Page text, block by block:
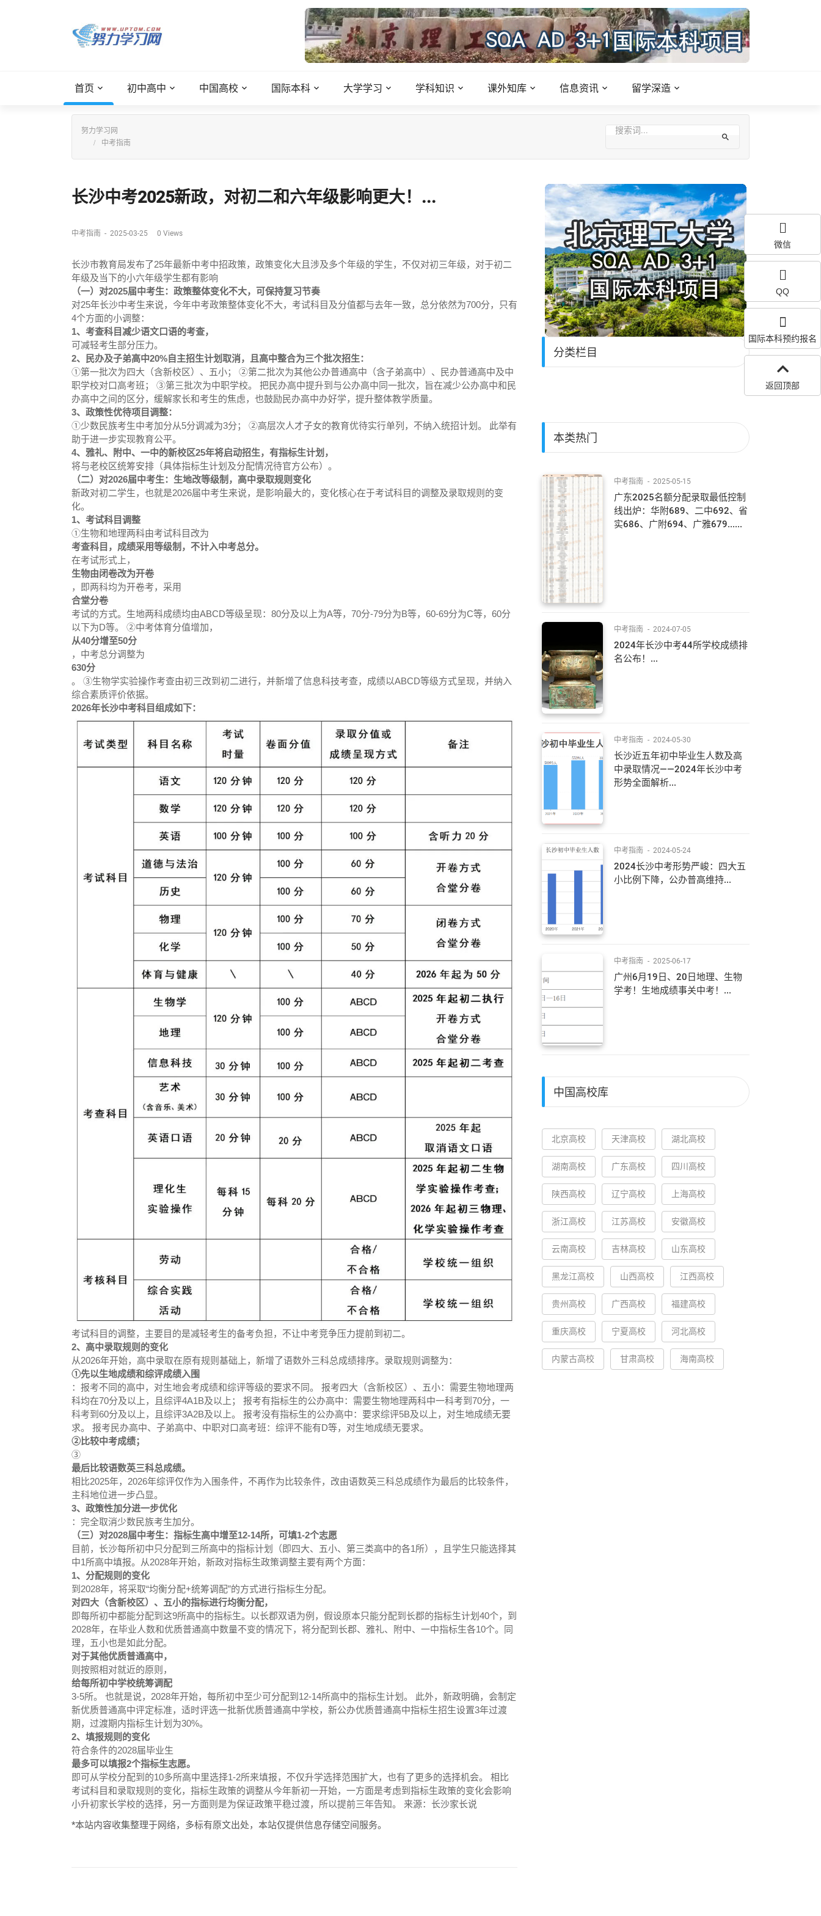
首页 初中高中 中国高校 国际本科 大学学习 学科知识 课外知库 信息资讯 留学深造
努力学习网
中考指南
长沙中考2025新政，对初二和六年级影响更大！...
中考指南 - 2025-03-25 0 Views
长沙市教育局发布了25年最新中考中招政策，政策变化大且涉及多个年级的学生，不仅对初三年级，对于初二
年级及当下的小六年级学生都有影响
（一）对2025届中考生：政策整体变化不大，可保持复习节奏
对25年长沙中考生来说，今年中考政策整体变化不大，考试科目及分值都与去年一致，总分依然为700分，只有
4个方面的小调整：
1、考查科目减少语文口语的考查，
可减轻考生部分压力。
2、民办及子弟高中20%自主招生计划取消，且高中整合为三个批次招生：
①第一批次为四大（含新校区）、五小； ②第二批次为其他公办普通高中（含子弟高中）、民办普通高中及中
职学校对口高考班； ③第三批次为中职学校。 把民办高中提升到与公办高中同一批次，旨在减少公办高中和民
办高中之间的区分，缓解家长和考生的焦虑，也鼓励民办高中办好学，提升整体教学质量。
3、政策性优待项目调整：
①少数民族考生中考加分从5分调减为3分； ②高层次人才子女的教育优待实行单列，不纳入统招计划。 此举有
助于进一步实现教育公平。
4、雅礼、附中、一中的新校区25年将启动招生，有指标生计划，
将与老校区统筹安排（具体指标生计划及分配情况待官方公布）。
（二）对2026届中考生：生地改等级制，高中录取规则变化
新政对初二学生，也就是2026届中考生来说，是影响最大的，变化核心在于考试科目的调整及录取规则的变
化。
1、考试科目调整
①生物和地理两科由考试科目改为
考查科目，成绩采用等级制，不计入中考总分。
在考试形式上，
生物由闭卷改为开卷
，即两科均为开卷考，采用
合堂分卷
考试的方式。生地两科成绩均由ABCD等级呈现：80分及以上为A等，70分-79分为B等，60-69分为C等，60分
以下为D等。 ②中考体育分值增加，
从40分增至50分
，中考总分调整为
630分
。 ③生物学实验操作考查由初三改到初二进行，并新增了信息科技考查，成绩以ABCD等级方式呈现，并纳入
综合素质评价依据。
2026年长沙中考科目组成如下：
考试科目的调整，主要目的是减轻考生的备考负担，不让中考竞争压力提前到初二。
2、高中录取规则的变化
从2026年开始，高中录取在原有规则基础上，新增了语数外三科总成绩排序。录取规则调整为：
①先以生地成绩和综评成绩入围
：报考不同的高中，对生地会考成绩和综评等级的要求不同。 报考四大（含新校区）、五小：需要生物地理两
科均在70分及以上，且综评4A1B及以上； 报考有指标生的公办高中：需要生物地理两科中一科考到70分，一
科考到60分及以上，且综评3A2B及以上。 报考没有指标生的公办高中：要求综评5B及以上，对生地成绩无要
求。 报考民办高中、子弟高中、中职对口高考班：综评不能有D等，对生地成绩无要求。
②比较中考成绩；
③
最后比较语数英三科总成绩。
相比2025年，2026年综评仅作为入围条件，不再作为比较条件，改由语数英三科总成绩作为最后的比较条件，
主科地位进一步凸显。
3、政策性加分进一步优化
：完全取消少数民族考生加分。
（三）对2028届中考生：指标生高中增至12-14所，可填1-2个志愿
目前，长沙每所初中只分配到三所高中的指标计划（即四大、五小、第三类高中的各1所），且学生只能选择其
中1所高中填报。从2028年开始，新政对指标生政策调整主要有两个方面：
1、分配规则的变化
到2028年，将采取“均衡分配+统筹调配”的方式进行指标生分配。
对四大（含新校区）、五小的指标进行均衡分配，
即每所初中都能分配到这9所高中的指标生。以长郡双语为例，假设原本只能分配到长郡的指标生计划40个，到
2028年，在毕业人数和优质普通高中数量不变的情况下，将分配到长郡、雅礼、附中、一中指标生各10个。同
理，五小也是如此分配。
对于其他优质普通高中，
则按照相对就近的原则，
给每所初中学校统筹调配
3-5所。 也就是说，2028年开始，每所初中至少可分配到12-14所高中的指标生计划。 此外，新政明确，会制定
新优质普通高中评定标准，适时评选一批新优质普通高中学校，新公办优质普通高中指标生招生设置3年过渡
期，过渡期内指标生计划为30%。
2、填报规则的变化
符合条件的2028届毕业生
最多可以填报2个指标生志愿。
即可从学校分配到的10多所高中里选择1-2所来填报，不仅升学选择范围扩大，也有了更多的选择机会。 相比
考试科目和录取规则的变化，指标生政策的调整从今年新初一开始，一方面是考虑到指标生政策的变化会影响
小升初家长学校的选择，另一方面则是为保证政策平稳过渡，所以提前三年告知。 来源：长沙家长说
*本站内容收集整理于网络，多标有原文出处，本站仅提供信息存储空间服务。
分类栏目
本类热门
中考指南 - 2025-05-15
广东2025名额分配录取最低控制
线出炉：华附689、二中692、省
实686、广附694、广雅679......
中考指南 - 2024-07-05
2024年长沙中考44所学校成绩排
名公布！...
中考指南 - 2024-05-30
长沙近五年初中毕业生人数及高
中录取情况——2024年长沙中考
形势全面解析...
中考指南 - 2024-05-24
2024长沙中考形势严峻：四大五
小比例下降，公办普高维持...
中考指南 - 2025-06-17
广州6月19日、20日地理、生物
学考！生地成绩事关中考！...
中国高校库
北京高校 天津高校 湖北高校
湖南高校 广东高校 四川高校
陕西高校 辽宁高校 上海高校
浙江高校 江苏高校 安徽高校
云南高校 吉林高校 山东高校
黑龙江高校 山西高校 江西高校
贵州高校 广西高校 福建高校
重庆高校 宁夏高校 河北高校
内蒙古高校 甘肃高校 海南高校
微信
QQ
国际本科预约报名
返回顶部